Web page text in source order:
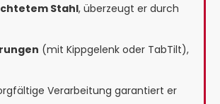
Stahl, überzeugt er durch
(mit Kippgelenk oder TabTilt),
Verarbeitung garantiert er